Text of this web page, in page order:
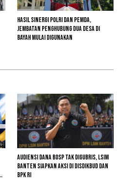
Hasil Sinergi Polri dan Pemda,
Jembatan Penghubung Dua Desa di
Bayah Mulai Digunakan
Audiensi Dana BOSP Tak Digubris, LSIM
Banten Siapkan Aksi di Disdikbud dan
BPK RI